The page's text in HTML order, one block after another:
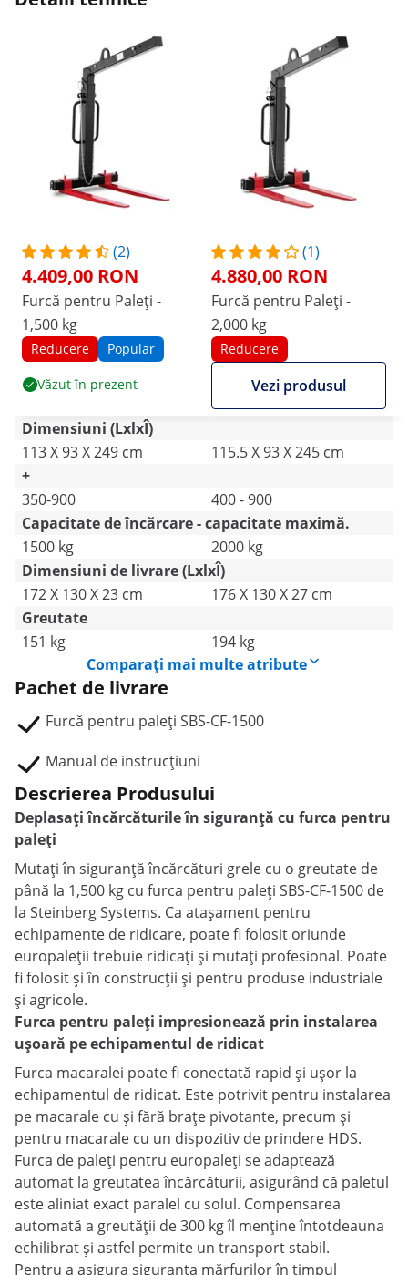
(2)
4.409,00 RON
Furcă pentru Paleți -
1,500 kg
Reducere Popular
Văzut în prezent
(1)
4.880,00 RON
Furcă pentru Paleți -
2,000 kg
Reducere
Vezi produsul
Dimensiuni (LxlxÎ)
113 X 93 X 249 cm
115.5 X 93 X 245 cm
+
350-900
400 - 900
Capacitate de încărcare - capacitate maximă.
1500 kg
2000 kg
Dimensiuni de livrare (LxlxÎ)
172 X 130 X 23 cm
176 X 130 X 27 cm
Greutate
151 kg
194 kg
Comparați mai multe atribute
Pachet de livrare
Furcă pentru paleți SBS-CF-1500
Manual de instrucțiuni
Descrierea Produsului
Deplasați încărcăturile în siguranță cu furca pentru
paleți
Mutați în siguranță încărcături grele cu o greutate de
până la 1,500 kg cu furca pentru paleți SBS-CF-1500 de
la Steinberg Systems. Ca atașament pentru
echipamente de ridicare, poate fi folosit oriunde
europaleții trebuie ridicați și mutați profesional. Poate
fi folosit și în construcții și pentru produse industriale
și agricole.
Furca pentru paleți impresionează prin instalarea
ușoară pe echipamentul de ridicat
Furca macaralei poate fi conectată rapid și ușor la
echipamentul de ridicat. Este potrivit pentru instalarea
pe macarale cu și fără brațe pivotante, precum și
pentru macarale cu un dispozitiv de prindere HDS.
Furca de paleți pentru europaleți se adaptează
automat la greutatea încărcăturii, asigurând că paletul
este aliniat exact paralel cu solul. Compensarea
automată a greutății de 300 kg îl menține întotdeauna
echilibrat și astfel permite un transport stabil.
Pentru a asigura siguranța mărfurilor în timpul